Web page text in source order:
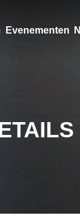
Evenementen